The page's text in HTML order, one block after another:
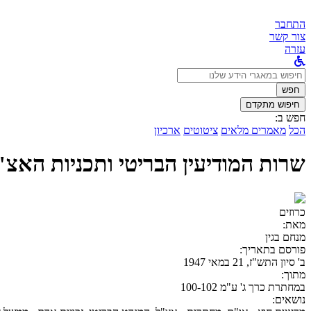
התחבר
צור קשר
עזרה
לחפש
ב:חפש
חיפוש מתקדם
חפש ב:
הכל מאמרים מלאים ציטוטים ארכיון
שרות המודיעין הבריטי ותכניות
כרוזים
מאת:
מנחם בגין
פורסם בתאריך:
ב' סיון התש"ז, 21 במאי 1947
מתוך:
במחתרת כרך ג' ע"מ 100-102
נושאים: